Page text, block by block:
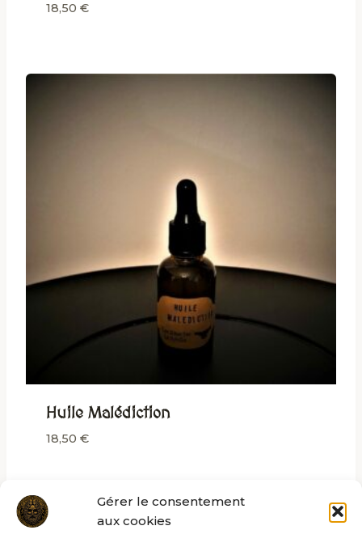
Gérer le consentement
aux cookies
18,50 €
Huile Malédiction
18,50 €